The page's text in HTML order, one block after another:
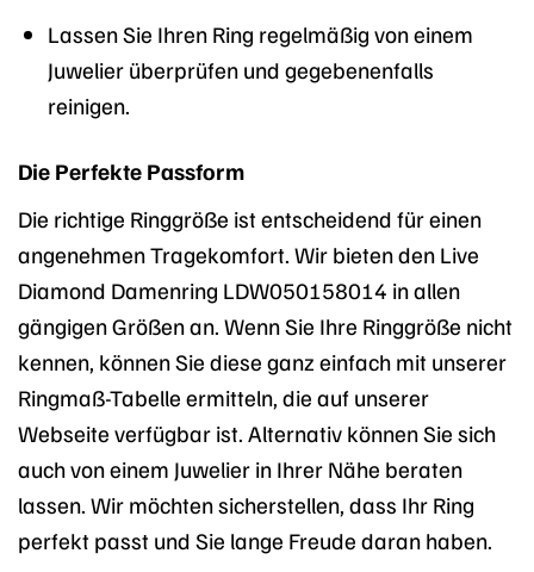
Lassen Sie Ihren Ring regelmäßig von einem
Juwelier überprüfen und gegebenenfalls
reinigen.
Die Perfekte Passform
Die richtige Ringgröße ist entscheidend für einen
angenehmen Tragekomfort. Wir bieten den Live
Diamond Damenring LDW050158014 in allen
gängigen Größen an. Wenn Sie Ihre Ringgröße nicht
kennen, können Sie diese ganz einfach mit unserer
Ringmaß-Tabelle ermitteln, die auf unserer
Webseite verfügbar ist. Alternativ können Sie sich
auch von einem Juwelier in Ihrer Nähe beraten
lassen. Wir möchten sicherstellen, dass Ihr Ring
perfekt passt und Sie lange Freude daran haben.